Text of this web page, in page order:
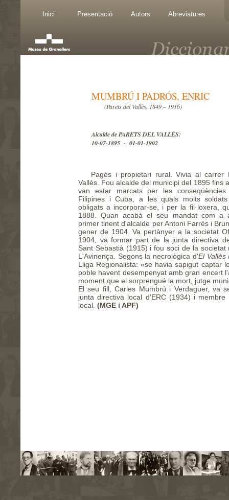
Inici Presentació Autors Abreviatures
MUMBRÚ I PADRÓS, ENRIC
(Parets del Vallès, 1849 – 1916)
Alcalde de PARETS DEL VALLÈS:
10-07-1895 - 01-01-1902
Pagès i propietari rural. Vivia al carrer
Vallès. Fou alcalde del municipi del 1895 fins
van estar marcats per les
Filipines i Cuba, a les quals molts
obligats a incorporar-se, i per la fil·loxera,
1888. Quan acabà el seu mandat com a
primer tinent d'alcalde per Antoni Farrés i
gener de 1904. Va pertànyer a la societat
1904, va formar part de la junta directiva
Sant Sebastià (1915) i fou soci de la societat
L'Avinença. Segons la necrològica d'El Vallès
Lliga Regionalista: «se havia sapigut captar
poble havent desempenyat amb gran encert
moment que el sorprengué la mort, jutge
El seu fill, Carles Mumbrú i Verdaguer, va
junta directiva local d'ERC (1934) i membre
local. (MGE i APF)